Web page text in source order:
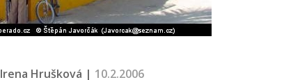
Irena Hrušková | 10.2.2006